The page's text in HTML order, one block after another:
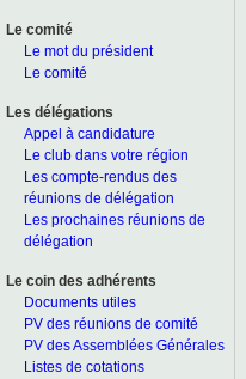
Le comité
Le mot du président
Le comité
Les délégations
Appel à candidature
Le club dans votre région
Les compte-rendus des
réunions de délégation
Les prochaines réunions de
délégation
Le coin des adhérents
Documents utiles
PV des réunions de comité
PV des Assemblées Générales
Listes de cotations